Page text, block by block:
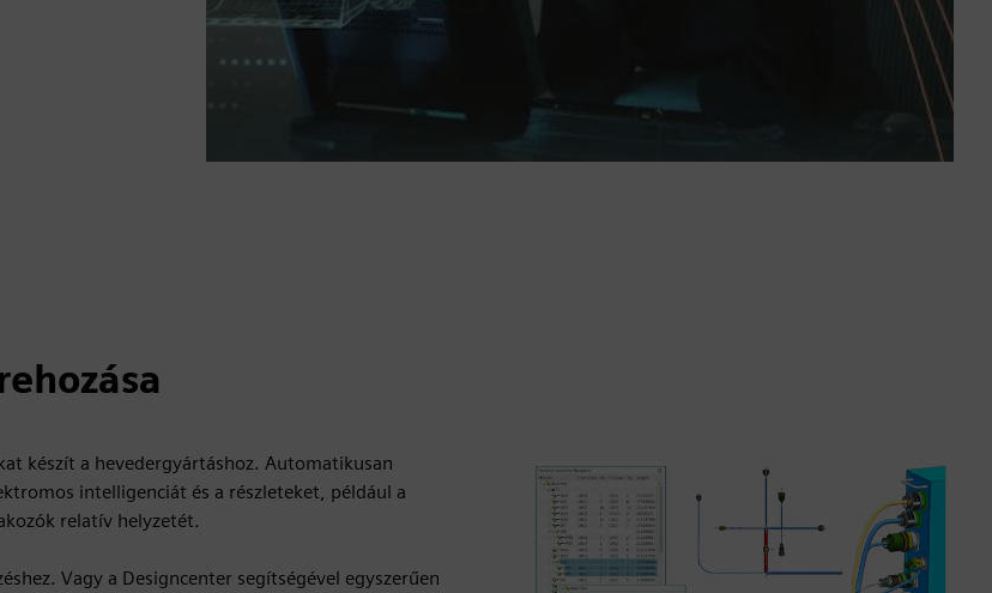
készít a hevedergyártáshoz. Automatikusan
intelligenciát és a részleteket, például a
relatív helyzetét.
Vagy a Designcenter segítségével egyszerűen